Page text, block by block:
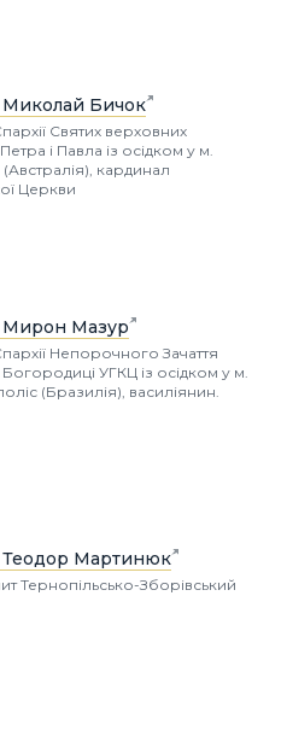
Миколай Бичок
Святих верховних
і Павла із осідком у м.
кардинал
Церкви
Мирон Мазур
Непорочного Зачаття
УГКЦ із осідком у м.
(Бразилія), василіянин.
Теодор Мартинюк
Тернопільсько-Зборівський